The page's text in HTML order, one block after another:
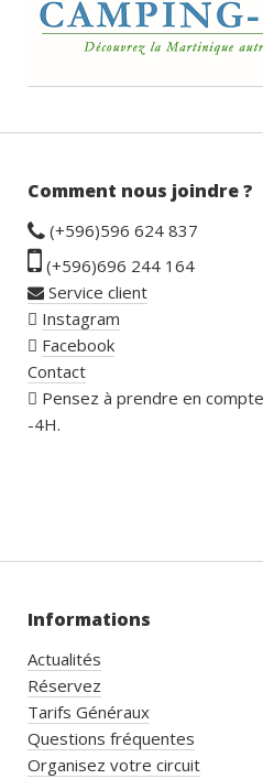
Comment nous joindre ?
(+596)596 624 837
(+596)696 244 164
Service client
Instagram
Facebook
Contact
Pensez à prendre en
-4H.
Informations
Actualités
Réservez
Tarifs Généraux
Questions fréquentes
Organisez votre circuit